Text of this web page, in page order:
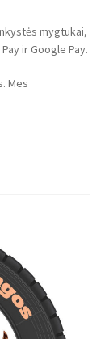
mygtukai,
ir Google Pay.
Mes